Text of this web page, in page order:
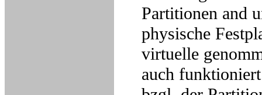
Partitionen and
physische
virtuelle
auch